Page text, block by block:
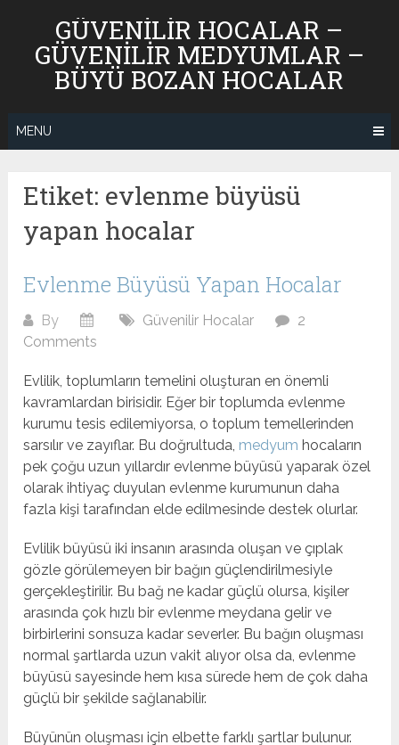
content
GÜVENILIR HOCALAR –
GÜVENILIR MEDYUMLAR –
BÜYÜ BOZAN HOCALAR
MENU
Etiket: evlenme büyüsü
yapan hocalar
Evlenme Büyüsü Yapan Hocalar
By Güvenilir Hocalar
2
Comments
Evlilik, toplumların temelini oluşturan en önemli
kavramlardan birisidir. Eğer bir toplumda evlenme
kurumu tesis edilemiyorsa, o toplum temellerinden
sarsılır ve zayıflar. Bu doğrultuda, medyum hocaların
pek çoğu uzun yıllardır evlenme büyüsü yaparak özel
olarak ihtiyaç duyulan evlenme kurumunun daha
fazla kişi tarafından elde edilmesinde destek olurlar.
Evlilik büyüsü iki insanın arasında oluşan ve çıplak
gözle görülemeyen bir bağın güçlendirilmesiyle
gerçekleştirilir. Bu bağ ne kadar güçlü olursa, kişiler
arasında çok hızlı bir evlenme meydana gelir ve
birbirlerini sonsuza kadar severler. Bu bağın oluşması
normal şartlarda uzun vakit alıyor olsa da, evlenme
büyüsü sayesinde hem kısa sürede hem de çok daha
güçlü bir şekilde sağlanabilir.
Büyünün oluşması için elbette farklı şartlar bulunur.